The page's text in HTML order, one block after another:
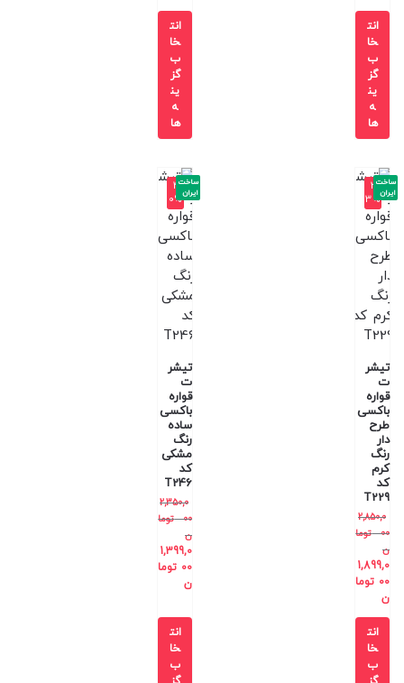
انت
خا
ب
گز
ین
ه
ها
انت
خا
ب
گز
ین
ه
ها
-3
3%
تیشر
ت
قواره
باکسی
طرح
دار
رنگ
کرم
کد
T229
2,850,0
00
توما
ن
1,899,0
00 توما
ن
ساخت
ایران
انت
خا
ب
-4
0%
تیشر
ت
قواره
باکسی
ساده
رنگ
مشکی
کد
T246
2,350,0
00
توما
ن
1,399,0
00 توما
ن
ساخت
ایران
انت
خا
ب